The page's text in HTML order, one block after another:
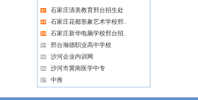
石家庄清美教育邢台招生处
石家庄花都形象艺术学校邢..
石家庄新华电脑学校邢台招..
邢台瀚德职业高中学校
沙河企业内训网
沙河市冀南医学中专
中推